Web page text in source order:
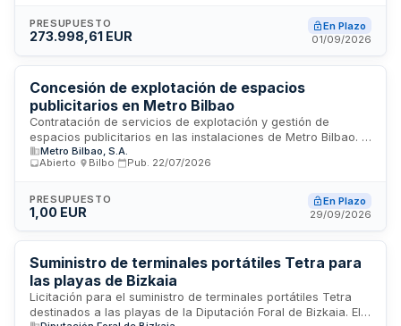
contenidos audiovisuales necesarios para desarrollar
actividades culturales, eventos y presentaciones en las
puesta en funcionamiento del equipamiento conforme a
especificaciones técnicas.
PRESUPUESTO
273.998,61 EUR
En Plazo
01/09/2026
Concesión de explotación de espacios
publicitarios en Metro Bilbao
Contratación de servicios de explotación y gestión de
espacios publicitarios en las instalaciones de Metro Bilbao. El
adjudicatario será responsable de la comercialización,
oferta de productos, política tarifaria y dinamización de los
transporte. Metro Bilbao ejercerá supervisión sobre el
cumplimiento del contrato y la calidad de los servicios
Metro Bilbao, S.A.
Abierto
Bilbo Pub. 22/07/2026
PRESUPUESTO
1,00 EUR
En Plazo
29/09/2026
Suministro de terminales portátiles Tetra para
las playas de Bizkaia
Licitación para el suministro de terminales portátiles Tetra
destinados a las playas de la Diputación Foral de Bizkaia. El